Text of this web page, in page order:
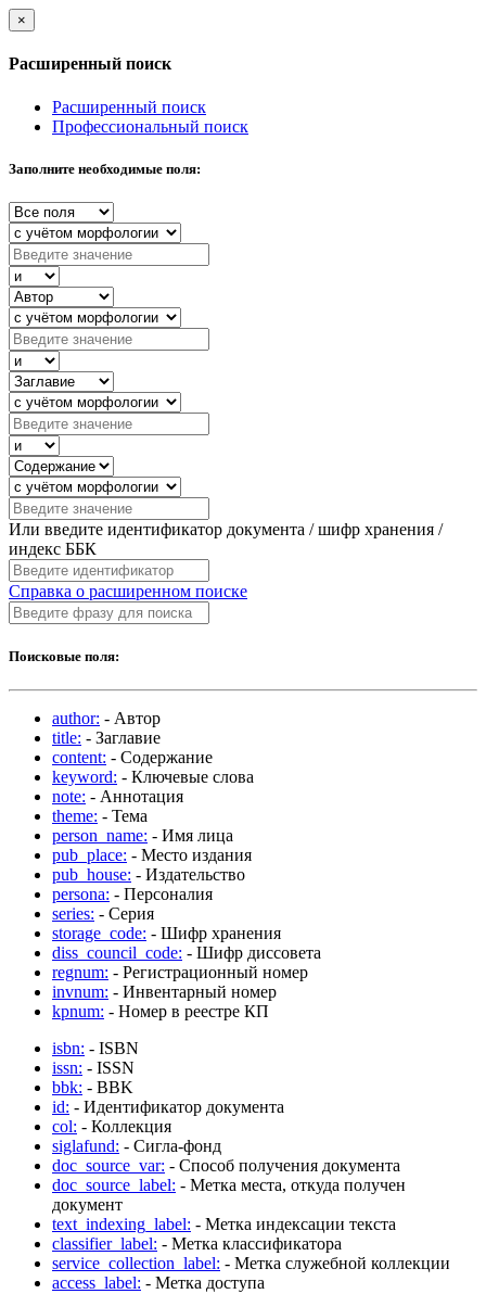
×
Расширенный поиск
Расширенный поиск
Профессиональный поиск
Заполните необходимые поля:
Или введите идентификатор документа / шифр хранения /
индекс ББК
Справка о расширенном поиске
Поисковые поля:
author: - Автор
title: - Заглавие
content: - Содержание
keyword: - Ключевые слова
note: - Аннотация
theme: - Тема
person_name: - Имя лица
pub_place: - Место издания
pub_house: - Издательство
persona: - Персоналия
series: - Серия
storage_code: - Шифр хранения
diss_council_code: - Шифр диссовета
regnum: - Регистрационный номер
invnum: - Инвентарный номер
kpnum: - Номер в реестре КП
isbn: - ISBN
issn: - ISSN
bbk: - BBK
id: - Идентификатор документа
col: - Коллекция
siglafund: - Сигла-фонд
doc_source_var: - Способ получения документа
doc_source_label: - Метка места, откуда получен
документ
text_indexing_label: - Метка индексации текста
classifier_label: - Метка классификатора
service_collection_label: - Метка служебной коллекции
access_label: - Метка доступа